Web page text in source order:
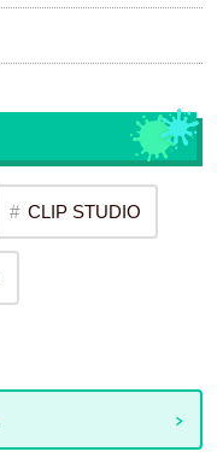
CLIP STUDIO